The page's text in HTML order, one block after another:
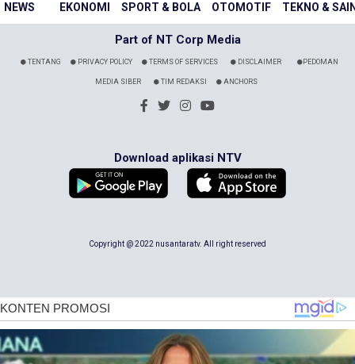
NEWS EKONOMI SPORT & BOLA OTOMOTIF TEKNO &
Part of NT Corp Media
TENTANG PRIVACY POLICY TERMS OF SERVICES DISCLAIMER PEDOMAN
MEDIA SIBER TIM REDAKSI ANCHORS
Download aplikasi NTV
Copyright @ 2022 nusantaratv. All right reserved